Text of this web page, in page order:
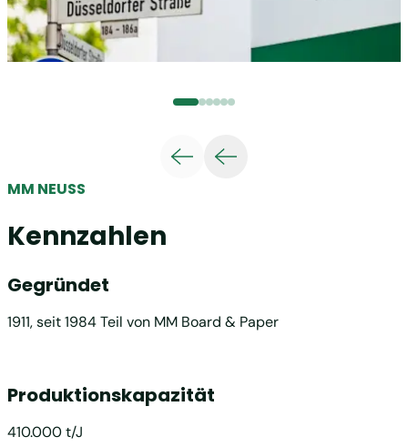
MM NEUSS
Kennzahlen
Gegründet
1911, seit 1984 Teil von MM Board & Paper
Produktionskapazität
410.000 t/J